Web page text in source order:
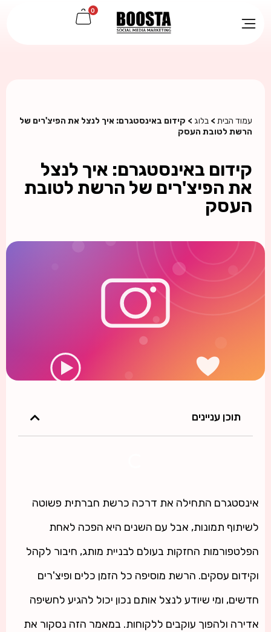
0
עמוד הבית >בלוג > קידום באינסטגרם: איך לנצל את הפיצ'רים של
הרשת לטובת העסק
קידום באינסטגרם: איך לנצל
את הפיצ'רים של הרשת לטובת
העסק
תוכן עניינים
אינסטגרם התחילה את דרכה כרשת חברתית פשוטה
לשיתוף תמונות, אבל עם השנים היא הפכה לאחת
הפלטפורמות החזקות בעולם לבניית מותג, חיבור לקהל
וקידום עסקים. הרשת מוסיפה כל הזמן כלים ופיצ'רים
חדשים, ומי שיודע לנצל אותם נכון יכול להגיע לחשיפה
אדירה ולהפוך עוקבים ללקוחות. במאמר הזה נסקור את